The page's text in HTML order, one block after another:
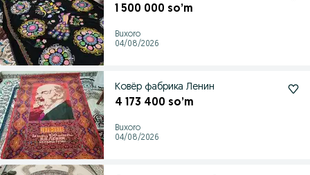
1 500 000 so’m
Buxoro
04/08/2026
Ковёр фабрика Ленин
4 173 400 so’m
Buxoro
04/08/2026